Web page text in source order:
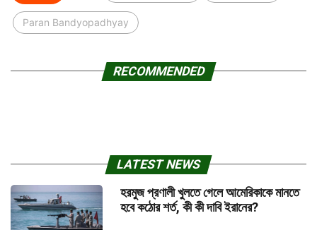
Paran Bandyopadhyay
RECOMMENDED
LATEST NEWS
হরমুজ প্রণালী খুলতে গেলে আমেরিকাকে মানতে
হবে কঠোর শর্ত, কী কী দাবি ইরানের?